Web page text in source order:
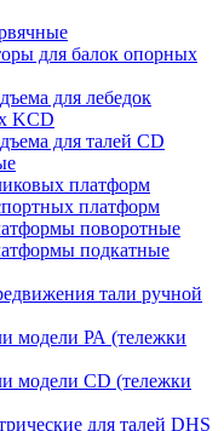
для балок опорных
для лебедок
KCD
для талей CD
платформ
платформ
поворотные
подкатные
тали ручной
модели РА (тележки
модели CD (тележки
для талей DHS